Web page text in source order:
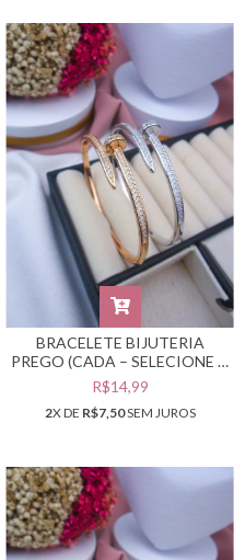
BRACELETE BIJUTERIA
PREGO (CADA – SELECIONE A
COR DESEJADA) #PB0302883
R$14,99
2X DE R$7,50SEM JUROS